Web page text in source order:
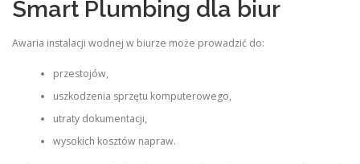
Smart Plumbing dla biur
Awaria instalacji wodnej w biurze może prowadzić do:
przestojów,
uszkodzenia sprzętu komputerowego,
utraty dokumentacji,
wysokich kosztów napraw.